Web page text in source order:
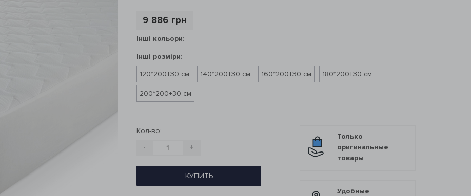
9 886 грн
Інші кольори:
Інші розміри:
120*200+30 см
140*200+30 см 160*200+30 см 180*200+30 см
200*200+30 см
Кол-во:
- +
КУПИТЬ
Только
оригинальные
товары
Удобные